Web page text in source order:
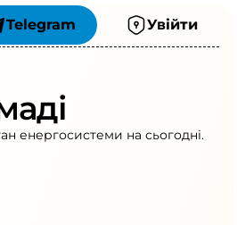
Telegram Увійти
енергосистеми на сьогодні.